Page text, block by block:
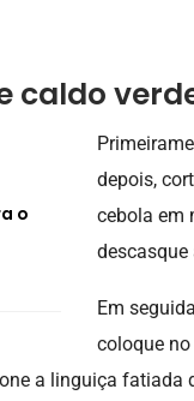
caldo
o
depois,
cebola em
descasque
Em
coloque
a linguiça